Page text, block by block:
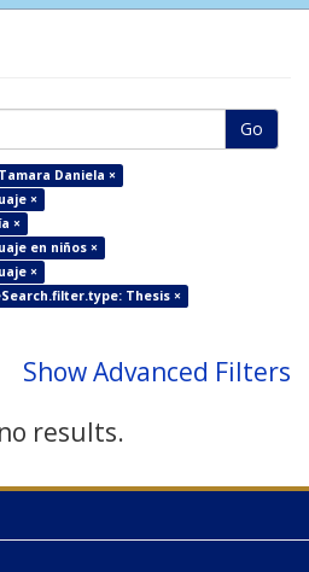
Go
Daniela ×
×
×
en niños ×
×
Thesis ×
Show Advanced Filters
results.